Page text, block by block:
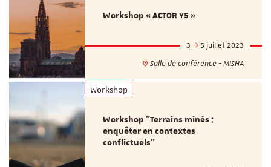
Workshop « ACTOR Y5 »
3
5 juillet 2023
Salle de conférence - MISHA
Workshop
Workshop "Terrains minés :
enquêter en contextes
conflictuels"